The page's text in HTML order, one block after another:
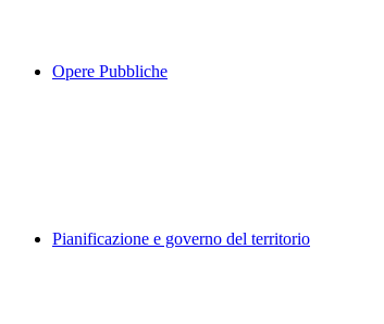
Opere Pubbliche
Pianificazione e governo del territorio